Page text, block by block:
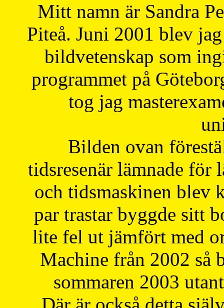
Mitt namn är Sandra
Piteå. Juni 2001 blev
bildvetenskap som
programmet på
tog jag
Bilden ovan
tidsresenär lämnade för
och tidsmaskinen blev
par trastar byggde sitt
lite fel ut jämfört med
Machine från 2002 så
sommaren 2003